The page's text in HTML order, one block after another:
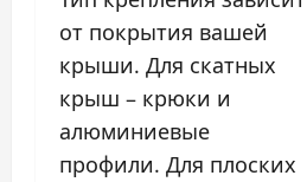
от покрытия вашей
крыши. Для скатных
крыш – крюки и
алюминиевые
профили. Для плоских